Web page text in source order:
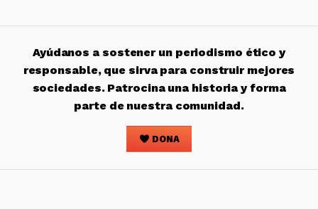
Ayúdanos a sostener un periodismo ético y
responsable, que sirva para construir mejores
sociedades. Patrocina una historia y forma
parte de nuestra comunidad.
DONA